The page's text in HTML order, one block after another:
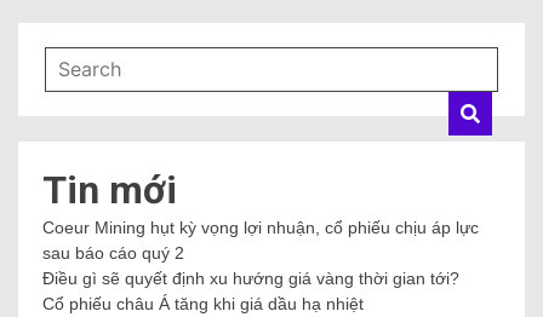
Tin mới
Coeur Mining hụt kỳ vọng lợi nhuận, cổ phiếu chịu áp lực
sau báo cáo quý 2
Điều gì sẽ quyết định xu hướng giá vàng thời gian tới?
Cổ phiếu châu Á tăng khi giá dầu hạ nhiệt